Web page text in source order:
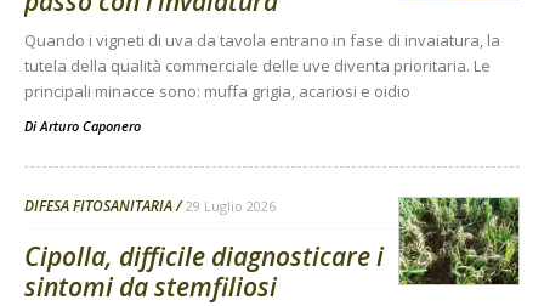
Quando i vigneti di uva da tavola entrano in fase di invaiatura, la
tutela della qualità commerciale delle uve diventa prioritaria. Le
principali minacce sono: muffa grigia, acariosi e oidio
DiArturo Caponero
DIFESA FITOSANITARIA 29 Luglio 2026
Cipolla, difficile diagnosticare i
sintomi da stemfiliosi